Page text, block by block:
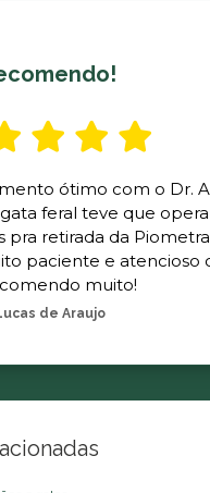
ótimo com o Dr.
feral teve que
pra retirada da
paciente e atencioso
muito!
de Araujo